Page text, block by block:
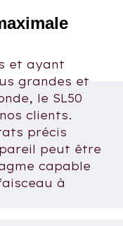
et ayant
grandes et
le SL50
clients.
précis
peut être
capable
à